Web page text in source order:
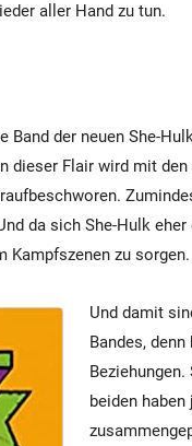
aller Hand zu tun.
Band der neuen She-
dieser Flair wird mit
da sich She-Hulk
Kampfszenen zu sorgen.
Und damit
Bandes,
beiden